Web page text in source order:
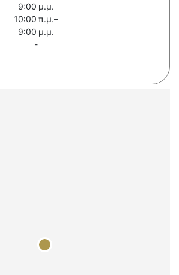
9:00 μ.μ.
10:00 π.μ.–
9:00 μ.μ.
-